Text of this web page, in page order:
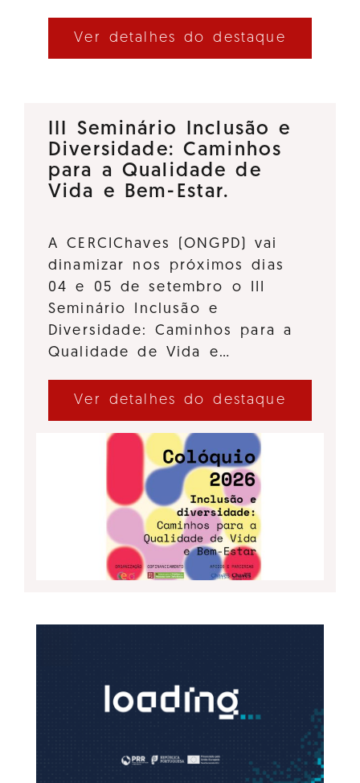
Ver detalhes do destaque
III Seminário Inclusão e
Diversidade: Caminhos
para a Qualidade de
Vida e Bem-Estar.
A CERCIChaves (ONGPD) vai
dinamizar nos próximos dias
04 e 05 de setembro o III
Seminário Inclusão e
Diversidade: Caminhos para a
Qualidade de Vida e…
Ver detalhes do destaque